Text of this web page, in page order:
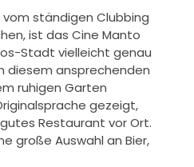
vom ständigen Clubbing
ist das Cine Manto
Stadt vielleicht genau
diesem ansprechenden
ruhigen Garten
gezeigt,
Restaurant vor Ort.
große Auswahl an Bier,